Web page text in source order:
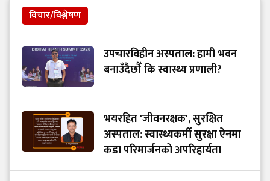
विचार/विश्लेषण
उपचारविहीन अस्पताल: हामी भवन
बनाउँदैछौँ कि स्वास्थ्य प्रणाली?
भयरहित 'जीवनरक्षक', सुरक्षित
अस्पताल: स्वास्थ्यकर्मी सुरक्षा ऐनमा
कडा परिमार्जनको अपरिहार्यता